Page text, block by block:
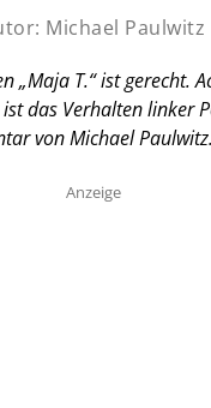
Michael Paulwitz
„Maja T.“ ist gerecht.
das Verhalten linker
von Michael Paulwitz.
Anzeige